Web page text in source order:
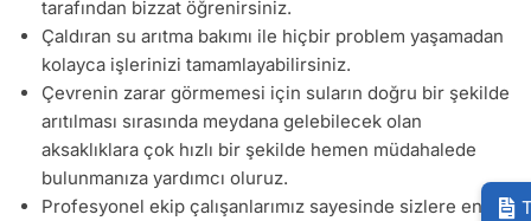
tarafından bizzat öğrenirsiniz.
Çaldıran su arıtma bakımı ile hiçbir problem yaşamadan
kolayca işlerinizi tamamlayabilirsiniz.
Çevrenin zarar görmemesi için suların doğru bir şekilde
arıtılması sırasında meydana gelebilecek olan
aksaklıklara çok hızlı bir şekilde hemen müdahalede
bulunmanıza yardımcı oluruz.
Profesyonel ekip çalışanlarımız sayesinde sizlere en